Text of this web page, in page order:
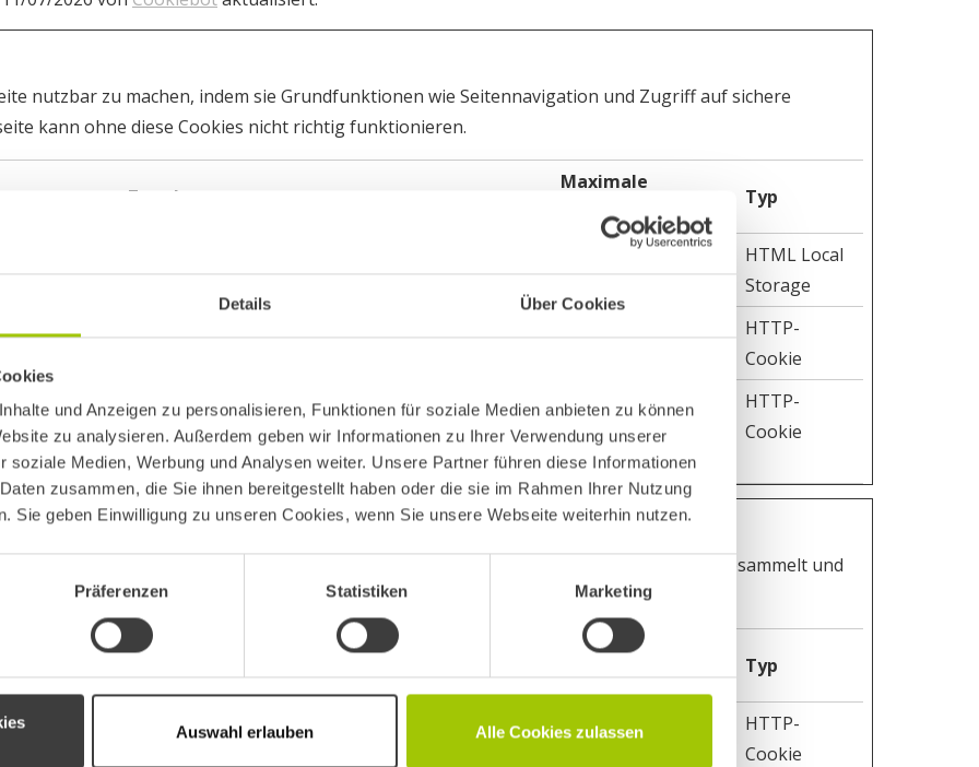
Details Über Cookies
und Anzeigen zu personalisieren, Funktionen für soziale Medien anbieten zu können
zu analysieren. Außerdem geben wir Informationen zu Ihrer Verwendung unserer
soziale Medien, Werbung und Analysen weiter. Unsere Partner führen diese Informationen
zusammen, die Sie ihnen bereitgestellt haben oder die sie im Rahmen Ihrer Nutzung
Sie geben Einwilligung zu unseren Cookies, wenn Sie unsere Webseite weiterhin nutzen.
Präferenzen Statistiken Marketing
Auswahl erlauben Alle Cookies zulassen
nutzbar zu machen, indem sie Grundfunktionen wie Seitennavigation und Zugriff auf sichere
kann ohne diese Cookies nicht richtig funktionieren.
Zweck
Maximale
Speicherdauer
Typ
Beständig
HTML Local
Storage
HTTP-
Cookie
Wird verwendet, um festzustellen, ob der
Benutzer in einem YouTube-Konto eingeloggt ist,
wenn er eingebettete Videos anschaut.
1 Tag
HTTP-
Cookie
verstehen, wie Besucher mit Webseiten interagieren, indem Informationen anonym gesammelt und
Maximale
Speicherdauer
Typ
Versucht, die Benutzerbandbreite auf Seiten mit
180 Tage
HTTP-
Cookie